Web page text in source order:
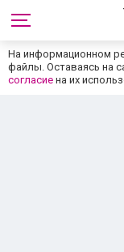
На информационном
файлы. Оставаясь на
согласие на их